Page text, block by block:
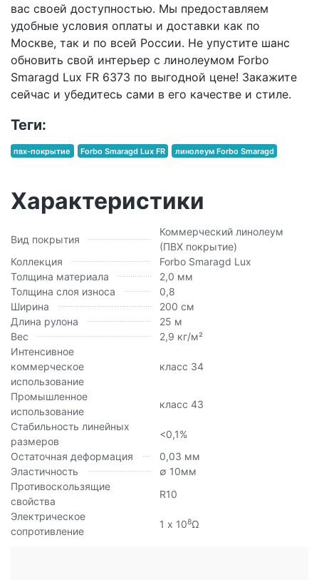
вас своей доступностью. Мы предоставляем
удобные условия оплаты и доставки как по
Москве, так и по всей России. Не упустите шанс
обновить свой интерьер с линолеумом Forbo
Smaragd Lux FR 6373 по выгодной цене! Закажите
сейчас и убедитесь сами в его качестве и стиле.
Теги:
пвх-покрытие Forbo Smaragd Lux FR линолеум Forbo Smaragd
Характеристики
Вид покрытия
Коммерческий линолеум
(ПВХ покрытие)
Коллекция
Forbo Smaragd Lux
Толщина материала
2,0 мм
Толщина слоя износа
0,8
Ширина
200 см
Длина рулона
25 м
Вес
2,9 кг/м²
Интенсивное
коммерческое
использование
класс 34
Промышленное
использование
класс 43
Стабильность линейных
размеров
<0,1%
Остаточная деформация
0,03 мм
Эластичность
∅ 10мм
Противоскользящие
свойства
R10
Электрическое
сопротивление
1 х 108Ω